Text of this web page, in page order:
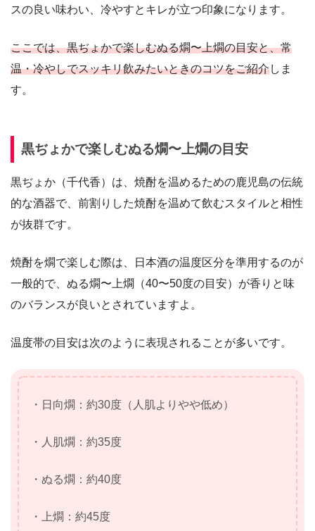
スの良い味わい、冷やすとキレが立つ印象になります。
ここでは、黒ぢょかで楽しむぬる燗〜上燗の目安と、常
温・冷やしでスッキリ飲みたいときのコツをご紹介しま
す。
黒ぢょかで楽しむぬる燗〜上燗の目安
黒ぢょか（千代香）は、焼酎を温めるための鹿児島の伝統
的な酒器で、前割りした焼酎を温めて飲むスタイルと相性
が抜群です。
焼酎を燗で楽しむ際は、日本酒の温度区分を準用するのが
一般的で、ぬる燗〜上燗（40〜50度の目安）が香りと味
のバランスが良いとされていますよ。
温度帯の目安は次のように表現されることが多いです。
・日向燗：約30度（人肌よりやや低め）
・人肌燗：約35度
・ぬる燗：約40度
・上燗：約45度